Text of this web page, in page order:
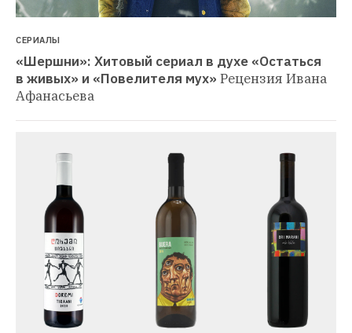
СЕРИАЛЫ
«Шершни»: Хитовый сериал в духе «Остаться
в живых» и «Повелителя мух» Рецензия Ивана
Афанасьева